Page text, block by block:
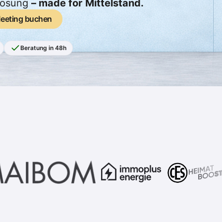
sparen.
– made for Mittelstand.
starten
Meeting buchen
buchen
Beratung in 48h